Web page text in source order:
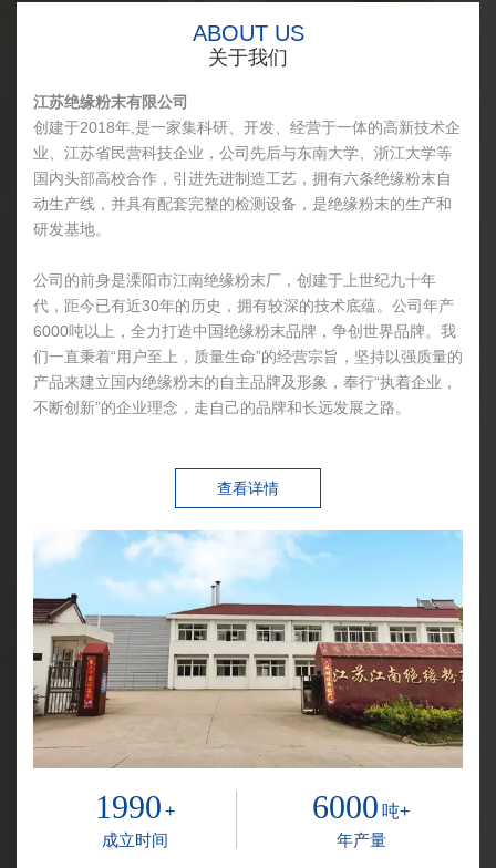
ABOUT US
关于我们
江苏绝缘粉末有限公司
创建于2018年,是一家集科研、开发、经营于一体的高新技术企
业、江苏省民营科技企业，公司先后与东南大学、浙江大学等
国内头部高校合作，引进先进制造工艺，拥有六条绝缘粉末自
动生产线，并具有配套完整的检测设备，是绝缘粉末的生产和
研发基地。
公司的前身是溧阳市江南绝缘粉末厂，创建于上世纪九十年
代，距今已有近30年的历史，拥有较深的技术底蕴。公司年产
6000吨以上，全力打造中国绝缘粉末品牌，争创世界品牌。我
们一直秉着“用户至上，质量生命”的经营宗旨，坚持以强质量的
产品来建立国内绝缘粉末的自主品牌及形象，奉行“执着企业，
不断创新”的企业理念，走自己的品牌和长远发展之路。
查看详情
1990 +
成立时间
6000 吨+
年产量